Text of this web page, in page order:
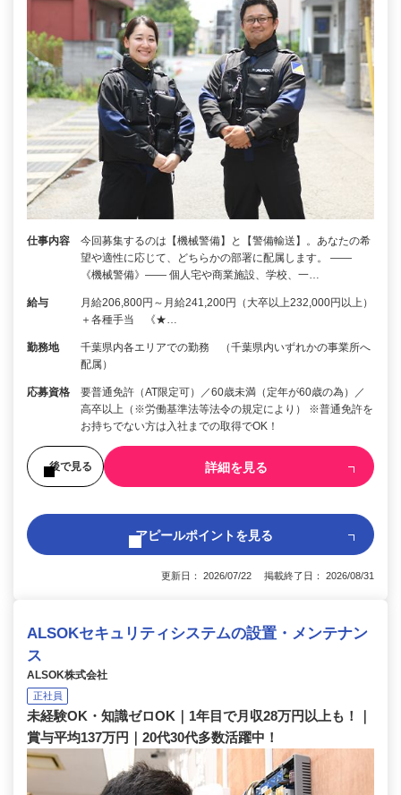
仕事内容
今回募集するのは【機械警備】と【警備輸送】。あなたの希
望や適性に応じて、どちらかの部署に配属します。 ――
《機械警備》―― 個人宅や商業施設、学校、一…
給与
月給206,800円～月給241,200円（大卒以上232,000円以上）
＋各種手当 《★…
勤務地
千葉県内各エリアでの勤務 （千葉県内いずれかの事業所へ
配属）
応募資格
要普通免許（AT限定可）／60歳未満（定年が60歳の為）／
高卒以上（※労働基準法等法令の規定により） ※普通免許を
お持ちでない方は入社までの取得でOK！
後で見る 詳細を見る
アピールポイントを見る
更新日： 2026/07/22 掲載終了日： 2026/08/31
ALSOKセキュリティシステムの設置・メンテナン
ス
ALSOK株式会社
正社員
未経験OK・知識ゼロOK｜1年目で月収28万円以上も！｜
賞与平均137万円｜20代30代多数活躍中！